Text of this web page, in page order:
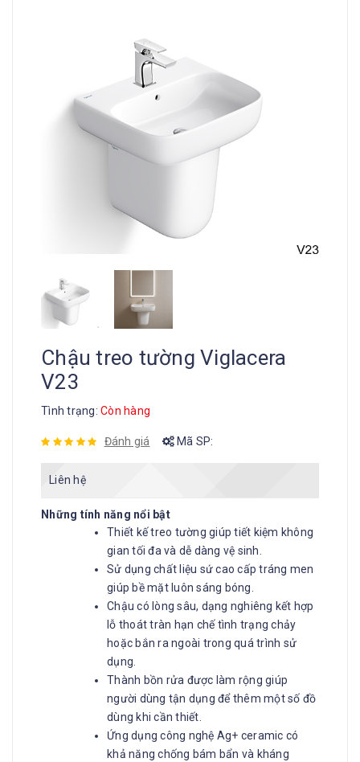
Chậu treo tường Viglacera
V23
Tình trạng: Còn hàng
Đánh giá Mã SP:
Liên hệ
Những tính năng nổi bật
Thiết kế treo tường giúp tiết kiệm không
gian tối đa và dễ dàng vệ sinh.
Sử dụng chất liệu sứ cao cấp tráng men
giúp bề mặt luôn sáng bóng.
Chậu có lòng sâu, dạng nghiêng kết hợp
lỗ thoát tràn hạn chế tình trạng chảy
hoặc bắn ra ngoài trong quá trình sử
dụng.
Thành bồn rửa được làm rộng giúp
người dùng tận dụng để thêm một số đồ
dùng khi cần thiết.
Ứng dụng công nghệ Ag+ ceramic có
khả năng chống bám bẩn và kháng